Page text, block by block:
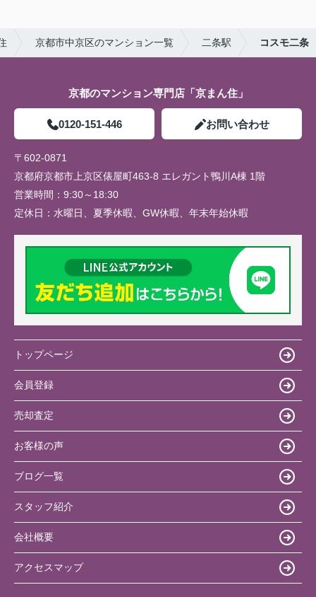
京都市中京区のマンション一覧 二条駅 コスモ二条
京都のマンション専門店「京まん住」
0120-151-446 お問い合わせ
〒602-0871
京都府京都市上京区俵屋町463-8 エレガント鴨川A棟 1階
営業時間： 9:30～18:30
定休日： 水曜日、夏季休暇、GW休暇、年末年始休暇
トップページ
会員登録
売却査定
お客様の声
ブログ一覧
スタッフ紹介
会社概要
アクセスマップ